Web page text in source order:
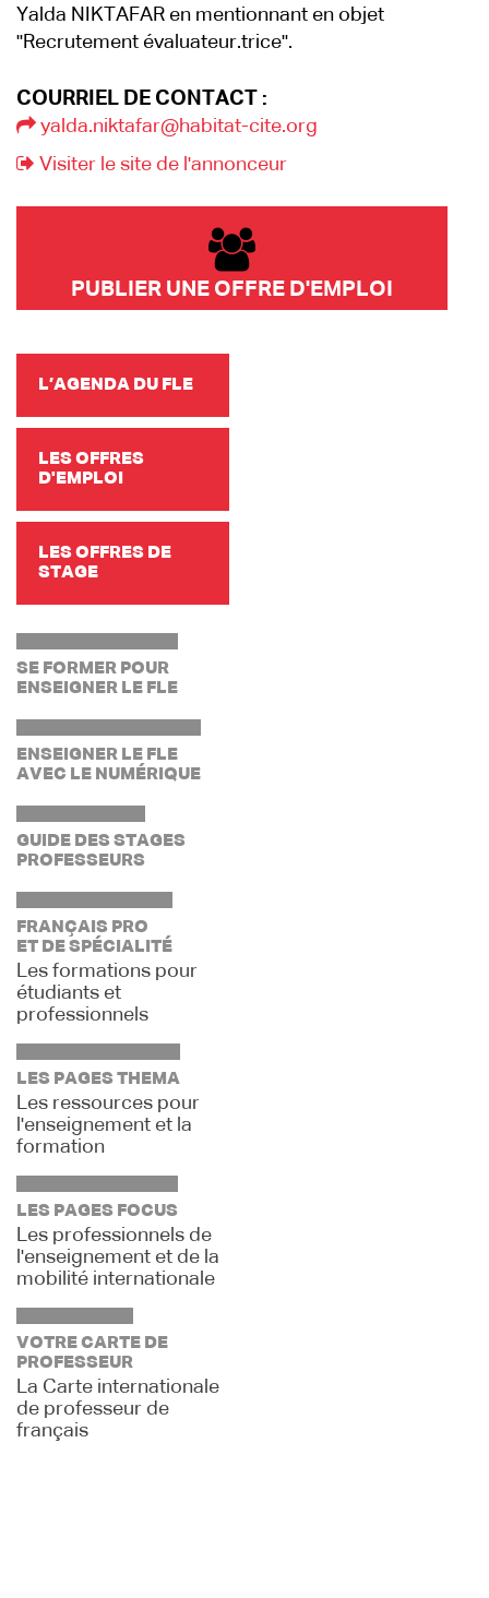
Yalda NIKTAFAR en mentionnant en objet
"Recrutement évaluateur.trice".
COURRIEL DE CONTACT :
yalda.niktafar@habitat-cite.org
Visiter le site de l'annonceur
PUBLIER UNE OFFRE D'EMPLOI
L’AGENDA DU FLE
LES OFFRES
D'EMPLOI
LES OFFRES DE
STAGE
SE FORMER POUR
ENSEIGNER LE FLE
ENSEIGNER LE FLE
AVEC LE NUMÉRIQUE
GUIDE DES STAGES
PROFESSEURS
FRANÇAIS PRO
ET DE SPÉCIALITÉ
Les formations pour
étudiants et
professionnels
LES PAGES THEMA
Les ressources pour
l'enseignement et la
formation
LES PAGES FOCUS
Les professionnels de
l'enseignement et de la
mobilité internationale
VOTRE CARTE DE
PROFESSEUR
La Carte internationale
de professeur de
français